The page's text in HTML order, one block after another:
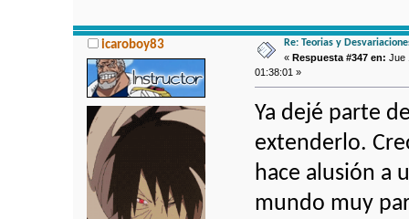
icaroboy83
Re: Teorias y
«Respuesta #347 en: Jue
01:38:01 »
Ya dejé parte
extenderlo.
hace alusión a
mundo muy